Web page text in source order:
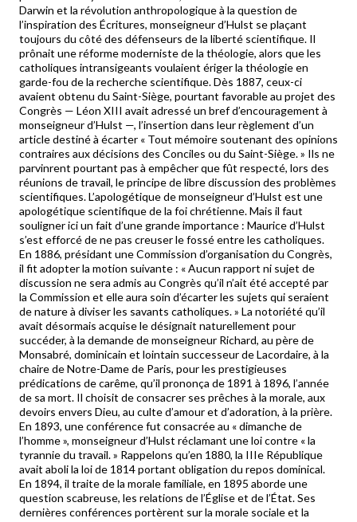
Darwin et la révolution anthropologique à la question de
l’inspiration des Écritures, monseigneur d’Hulst se plaçant
toujours du côté des défenseurs de la liberté scientifique. Il
prônait une réforme moderniste de la théologie, alors que les
catholiques intransigeants voulaient ériger la théologie en
garde-fou de la recherche scientifique. Dès 1887, ceux-ci
avaient obtenu du Saint-Siège, pourtant favorable au projet des
Congrès — Léon XIII avait adressé un bref d’encouragement à
monseigneur d’Hulst —, l’insertion dans leur règlement d’un
article destiné à écarter « Tout mémoire soutenant des opinions
contraires aux décisions des Conciles ou du Saint-Siège. » Ils ne
parvinrent pourtant pas à empêcher que fût respecté, lors des
réunions de travail, le principe de libre discussion des problèmes
scientifiques. L’apologétique de monseigneur d’Hulst est une
apologétique scientifique de la foi chrétienne. Mais il faut
souligner ici un fait d’une grande importance : Maurice d’Hulst
s’est efforcé de ne pas creuser le fossé entre les catholiques.
En 1886, présidant une Commission d’organisation du Congrès,
il fit adopter la motion suivante : « Aucun rapport ni sujet de
discussion ne sera admis au Congrès qu’il n’ait été accepté par
la Commission et elle aura soin d’écarter les sujets qui seraient
de nature à diviser les savants catholiques. » La notoriété qu’il
avait désormais acquise le désignait naturellement pour
succéder, à la demande de monseigneur Richard, au père de
Monsabré, dominicain et lointain successeur de Lacordaire, à la
chaire de Notre-Dame de Paris, pour les prestigieuses
prédications de carême, qu’il prononça de 1891 à 1896, l’année
de sa mort. Il choisit de consacrer ses prêches à la morale, aux
devoirs envers Dieu, au culte d’amour et d’adoration, à la prière.
En 1893, une conférence fut consacrée au « dimanche de
l’homme », monseigneur d’Hulst réclamant une loi contre « la
tyrannie du travail. » Rappelons qu’en 1880, la IIIe République
avait aboli la loi de 1814 portant obligation du repos dominical.
En 1894, il traite de la morale familiale, en 1895 aborde une
question scabreuse, les relations de l’Église et de l’État. Ses
dernières conférences portèrent sur la morale sociale et la